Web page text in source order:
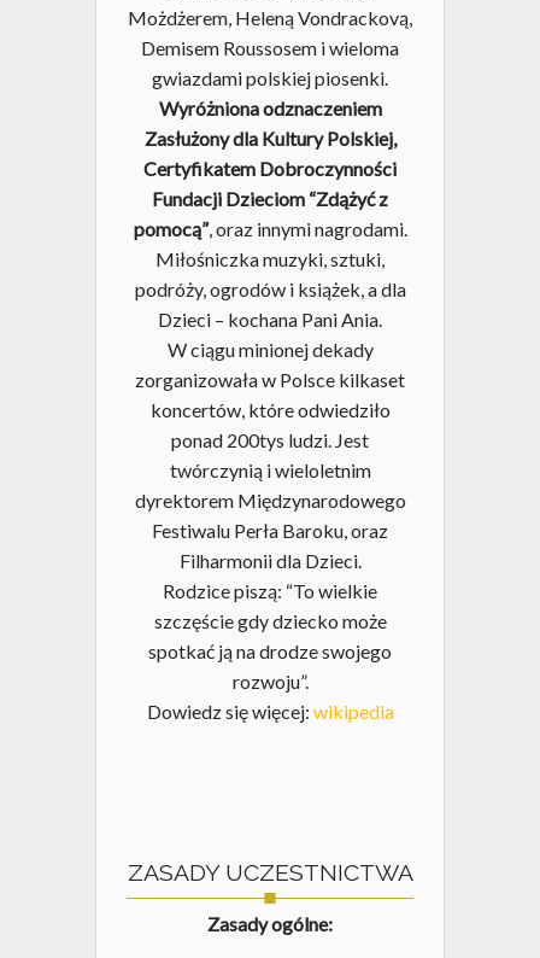
Możdżerem, Heleną Vondrackovą,
Demisem Roussosem i wieloma
gwiazdami polskiej piosenki.
Wyróżniona odznaczeniem
Zasłużony dla Kultury Polskiej,
Certyfikatem Dobroczynności
Fundacji Dzieciom “Zdążyć z
pomocą”, oraz innymi nagrodami.
Miłośniczka muzyki, sztuki,
podróży, ogrodów i książek, a dla
Dzieci – kochana Pani Ania.
W ciągu minionej dekady
zorganizowała w Polsce kilkaset
koncertów, które odwiedziło
ponad 200tys ludzi. Jest
twórczynią i wieloletnim
dyrektorem Międzynarodowego
Festiwalu Perła Baroku, oraz
Filharmonii dla Dzieci.
Rodzice piszą: “To wielkie
szczęście gdy dziecko może
spotkać ją na drodze swojego
rozwoju”.
Dowiedz się więcej: wikipedia
ZASADY UCZESTNICTWA
Zasady ogólne: